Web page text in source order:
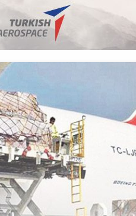
İki
THY ve
12:00 Fly
Elektrikli
18:00 Lufthansa
17:00